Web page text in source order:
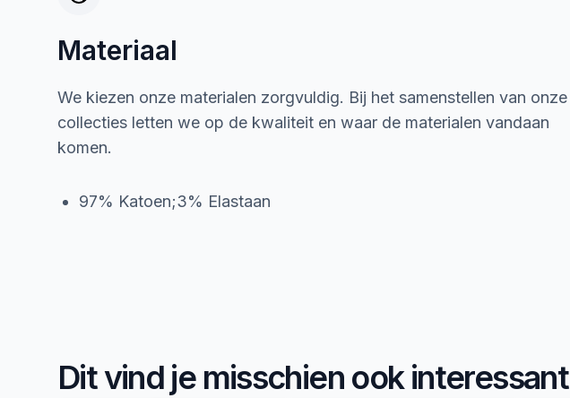
Materiaal
We kiezen onze materialen zorgvuldig. Bij het samenstellen van onze
collecties letten we op de kwaliteit en waar de materialen vandaan
komen.
97% Katoen;3% Elastaan
Dit vind je misschien ook interessant